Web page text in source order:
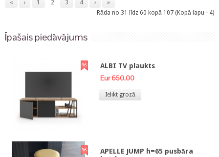
« ‹ 1 2 3 4 ›
»
Rāda no 31 līdz 60 kopā 107 (Kopā lapu - 4)
Īpašais piedāvājums
ALBI TV plaukts
Eur 650,00
Ielikt grozā
APELLE JUMP h=65 pusbāra